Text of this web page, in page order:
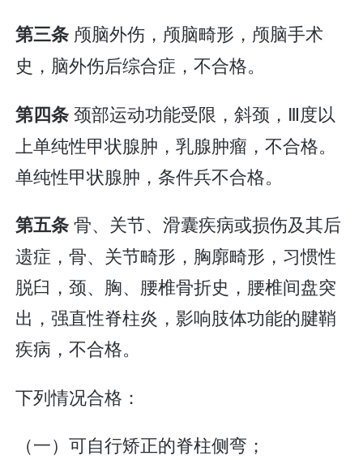
第三条 颅脑外伤，颅脑畸形，颅脑手术
史，脑外伤后综合症，不合格。
第四条颈部运动功能受限，斜颈，Ⅲ度以
上单纯性甲状腺肿，乳腺肿瘤，不合格。
单纯性甲状腺肿，条件兵不合格。
第五条骨、关节、滑囊疾病或损伤及其后
遗症，骨、关节畸形，胸廓畸形，习惯性
脱臼，颈、胸、腰椎骨折史，腰椎间盘突
出，强直性脊柱炎，影响肢体功能的腱鞘
疾病，不合格。
下列情况合格：
（一）可自行矫正的脊柱侧弯；